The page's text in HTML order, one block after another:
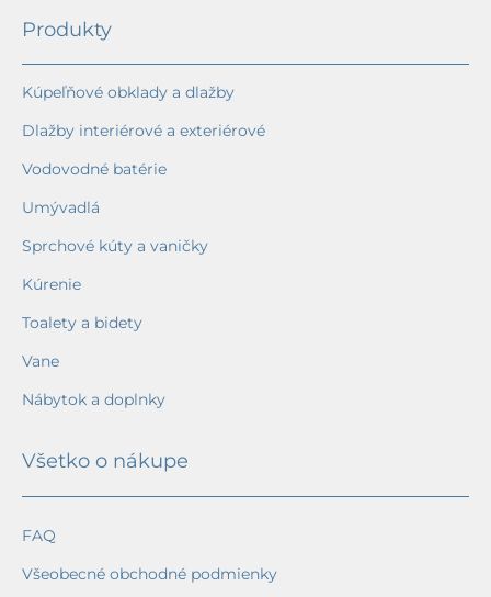
Produkty
Kúpeľňové obklady a dlažby
Dlažby interiérové a exteriérové
Vodovodné batérie
Umývadlá
Sprchové kúty a vaničky
Kúrenie
Toalety a bidety
Vane
Nábytok a doplnky
Všetko o nákupe
FAQ
Všeobecné obchodné podmienky